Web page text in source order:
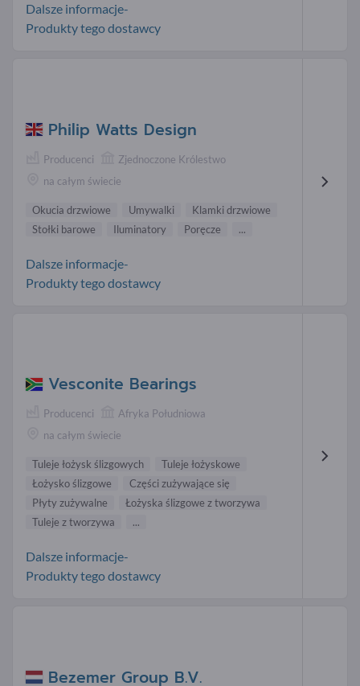
Dalsze informacje-
Produkty tego dostawcy
Philip Watts Design
Producenci
Zjednoczone Królestwo
na całym świecie
Okucia drzwiowe Umywalki
Klamki drzwiowe
Stołki barowe
Iluminatory Poręcze ...
Dalsze informacje-
Produkty tego dostawcy
Vesconite Bearings
Producenci
Afryka Południowa
na całym świecie
Tuleje łożysk ślizgowych
Tuleje łożyskowe
Łożysko ślizgowe
Części zużywające się
Płyty zużywalne
Łożyska ślizgowe z tworzywa
Tuleje z tworzywa
...
Dalsze informacje-
Produkty tego dostawcy
Bezemer Group B.V.